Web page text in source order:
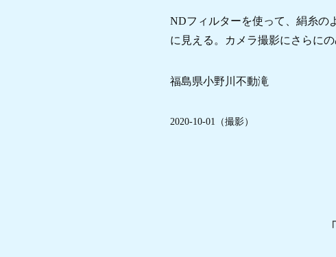
NDフィルターを使って、絹糸の
に見える。カメラ撮影にさらに
福島県小野川不動滝
2020-10-01（撮影）